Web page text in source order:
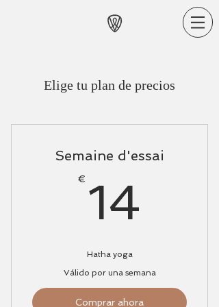
Elige tu plan de precios
Semaine d'essai
€ 14
Hatha yoga
Válido por una semana
Comprar ahora